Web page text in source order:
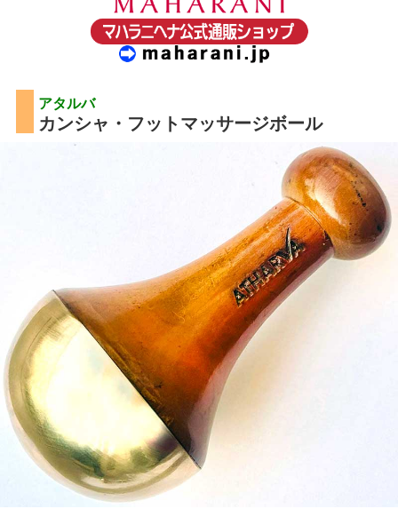
アタルバ
カンシャ・フットマッサージボール